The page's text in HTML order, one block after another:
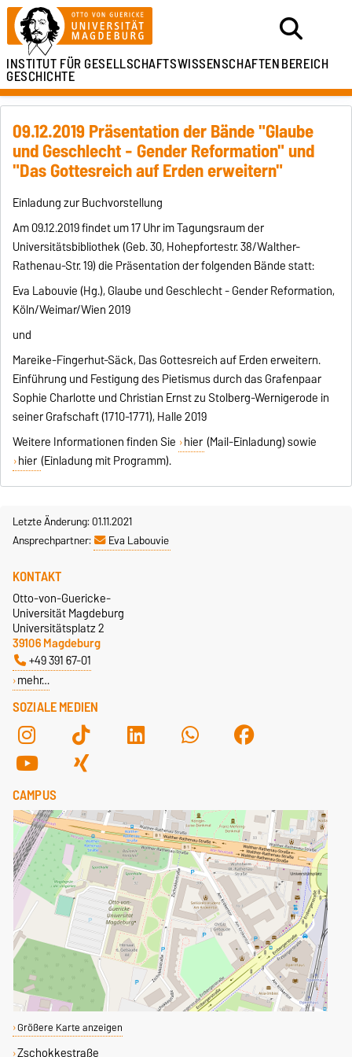
INSTITUT FÜRGESELLSCHAFTSWISSENSCHAFTENBEREICH
GESCHICHTE
09.12.2019 Präsentation der Bände "Glaube
und Geschlecht - Gender Reformation" und
"Das Gottesreich auf Erden erweitern"
Einladung zur Buchvorstellung
Am 09.12.2019 findet um 17 Uhr im Tagungsraum der
Universitätsbibliothek (Geb. 30, Hohepfortestr. 38/Walther-
Rathenau-Str. 19) die Präsentation der folgenden Bände statt:
Eva Labouvie (Hg.), Glaube und Geschlecht - Gender Reformation,
Köln/Weimar/Wien 2019
und
Mareike-Fingerhut-Säck, Das Gottesreich auf Erden erweitern.
Einführung und Festigung des Pietismus durch das Grafenpaar
Sophie Charlotte und Christian Ernst zu Stolberg-Wernigerode in
seiner Grafschaft (1710-1771), Halle 2019
Weitere Informationen finden Sie hier (Mail-Einladung) sowie
hier (Einladung mit Programm).
Letzte Änderung: 01.11.2021
Ansprechpartner:
Eva Labouvie
SOZIALE MEDIEN
KONTAKT
Otto-von-Guericke-
Universität Magdeburg
Universitätsplatz 2
39106 Magdeburg
+49 391 67-01
mehr…
CAMPUS
Größere Karte anzeigen
Zschokkestraße